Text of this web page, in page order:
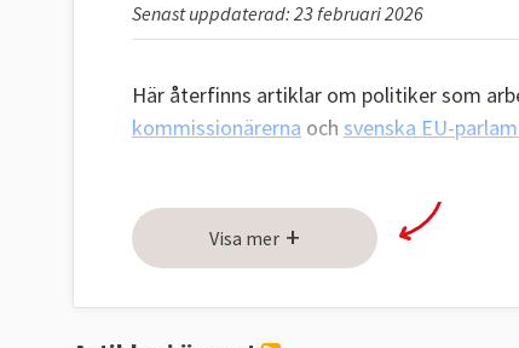
Senast uppdaterad: 23 februari 2026
Här återfinns artiklar om politiker som
kommissionärerna och svenska EU-
Visa mer +